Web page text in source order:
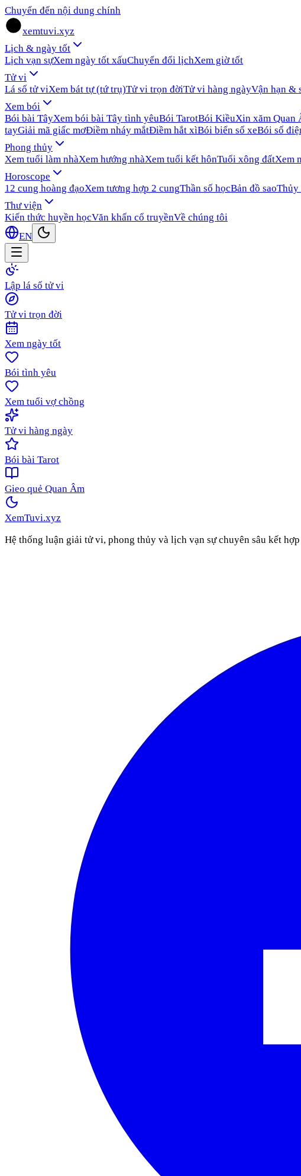
Chuyển đến nội dung chính
xemtuvi.xyz
Lịch & ngày tốt
Lịch vạn sựXem ngày tốt xấuChuyển đổi lịchXem giờ tốt
Tử vi
Lá số tử viXem bát tự (tứ trụ)Tử vi trọn đờiTử vi hàng ngàyVận hạn &
Xem bói
Bói bài TâyXem bói bài Tây tình yêuBói TarotBói KiềuXin xăm Quan
tayGiải mã giấc mơĐiềm nháy mắtĐiềm hắt xìBói biển số xeBói số
Phong thủy
Xem tuổi làm nhàXem hướng nhàXem tuổi kết hônTuổi xông đấtXem
Horoscope
12 cung hoàng đạoXem tương hợp 2 cungThần số họcBản đồ saoThủy
Thư viện
Kiến thức huyền họcVăn khấn cổ truyềnVề chúng tôi
EN
Lập lá số tử vi
Tử vi trọn đời
Xem ngày tốt
Bói tình yêu
Xem tuổi vợ chồng
Tử vi hàng ngày
Bói bài Tarot
Gieo quẻ Quan Âm
XemTuvi.xyz
Hệ thống luận giải tử vi, phong thủy và lịch vạn sự chuyên sâu kết